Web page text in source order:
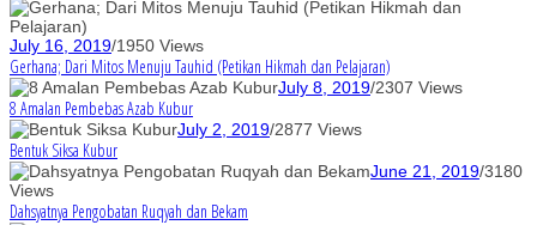
July 16, 2019/1950 Views
Gerhana; Dari Mitos Menuju Tauhid (Petikan Hikmah dan Pelajaran)
July 8, 2019/2307 Views
8 Amalan Pembebas Azab Kubur
July 2, 2019/2877 Views
Bentuk Siksa Kubur
June 21, 2019/3180
Views
Dahsyatnya Pengobatan Ruqyah dan Bekam